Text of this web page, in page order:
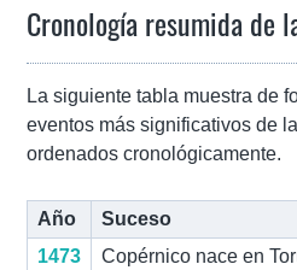
Cronología resumida de
La siguiente tabla muestra de
eventos más significativos de
ordenados cronológicamente.
Año
Suceso
1473
Copérnico nace en